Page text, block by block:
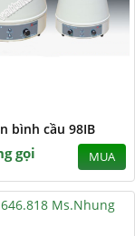
bình cầu 98IB
gọi MUA
Ms.Nhung